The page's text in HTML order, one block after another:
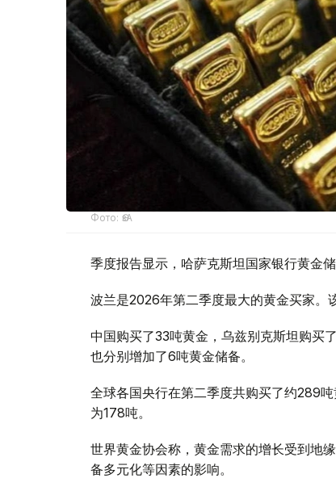
Фото: ӨзА
季度报告显示，哈萨克斯坦国家银行黄金储
波兰是2026年第二季度最大的黄金买家。
中国购买了33吨黄金，乌兹别克斯坦购买
也分别增加了6吨黄金储备。
全球各国央行在第二季度共购买了约289
为178吨。
世界黄金协会称，黄金需求的增长受到地
备多元化等因素的影响。